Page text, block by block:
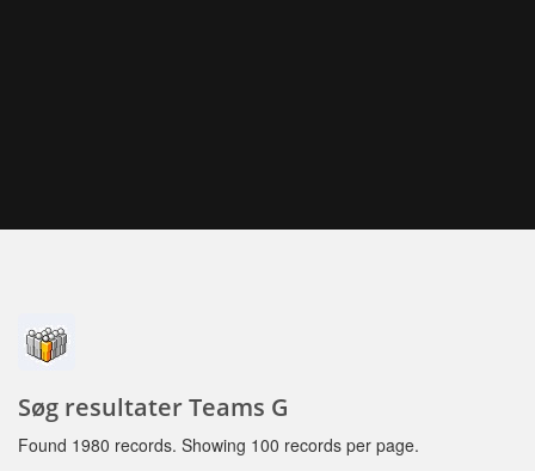
Søg resultater Teams G
Found 1980 records. Showing 100 records per page.